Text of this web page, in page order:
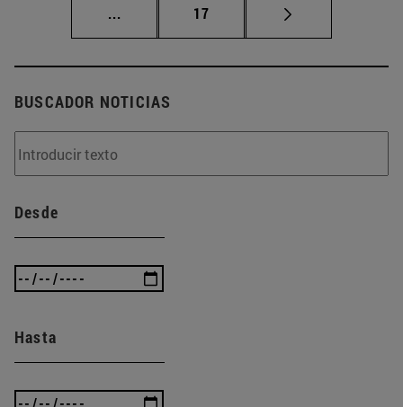
... Páginas intermedias Use TAB para
Página
17
BUSCADOR NOTICIAS
Desde
Hasta